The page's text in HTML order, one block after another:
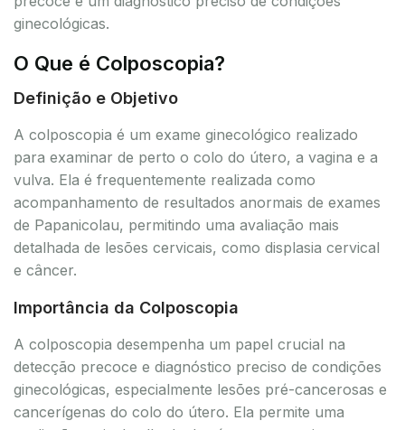
ginecológicas.
O Que é Colposcopia?
Definição e Objetivo
A colposcopia é um exame ginecológico realizado
para examinar de perto o colo do útero, a vagina e a
vulva. Ela é frequentemente realizada como
acompanhamento de resultados anormais de exames
de Papanicolau, permitindo uma avaliação mais
detalhada de lesões cervicais, como displasia cervical
e câncer.
Importância da Colposcopia
A colposcopia desempenha um papel crucial na
detecção precoce e diagnóstico preciso de condições
ginecológicas, especialmente lesões pré-cancerosas e
cancerígenas do colo do útero. Ela permite uma